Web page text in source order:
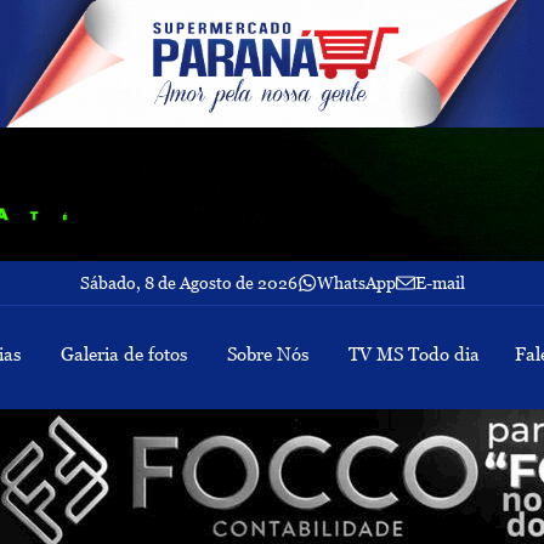
Sábado, 8 de Agosto de 2026 WhatsApp E-mail
Galeria de fotos Sobre Nós TV MS Todo dia